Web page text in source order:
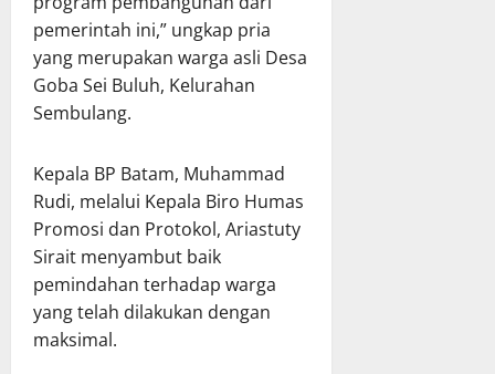
pemerintah ini,” ungkap pria
yang merupakan warga asli Desa
Goba Sei Buluh, Kelurahan
Sembulang.
Kepala BP Batam, Muhammad
Rudi, melalui Kepala Biro Humas
Promosi dan Protokol, Ariastuty
Sirait menyambut baik
pemindahan terhadap warga
yang telah dilakukan dengan
maksimal.